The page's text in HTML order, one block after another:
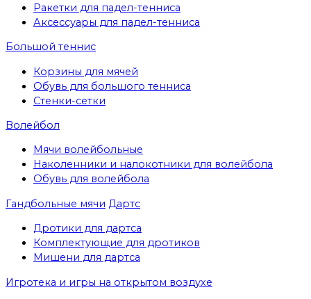
Ракетки для падел-тенниса
Аксессуары для падел-тенниса
Большой теннис
Корзины для мячей
Обувь для большого тенниса
Стенки-сетки
Волейбол
Мячи волейбольные
Наколенники и налокотники для волейбола
Обувь для волейбола
Гандбольные мячи Дартс
Дротики для дартса
Комплектующие для дротиков
Мишени для дартса
Игротека и игры на открытом воздухе